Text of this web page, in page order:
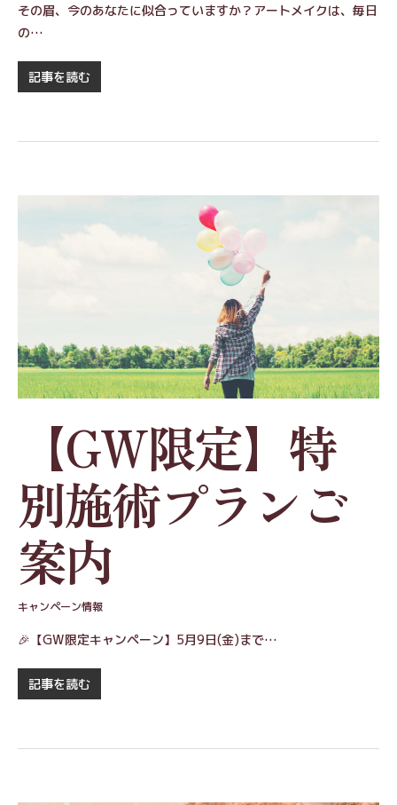
その眉、今のあなたに似合っていますか？アートメイクは、毎日
の…
記事を読む
【GW限定】特
別施術プランご
案内
キャンペーン情報
🎉【GW限定キャンペーン】5月9日(金)まで…
記事を読む